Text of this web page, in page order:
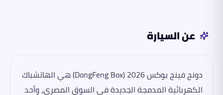
عن السيارة
دونج فينج بوكس 2026 (DongFeng Box) هي الهاتشباك
الكهربائية المدمجة الجديدة في السوق المصري، وأحد